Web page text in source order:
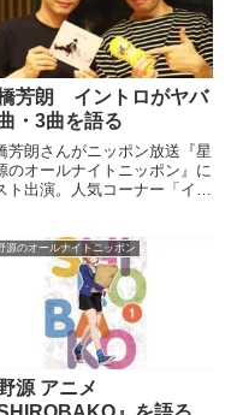
芳朗 イントロがヤバ
・3曲を語る
芳朗さんがニッポン放送『星
のオールナイトニッポン』に
ト出演。人気コーナー「イン
させていました。#星野源
お聴き頂きありがとうござ
した！本日は音楽ジャーナ
源のオールナイトニッポン
源 アニメ